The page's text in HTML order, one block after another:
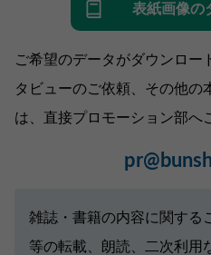
表紙画像の
ご希望のデータがダウンロー
タビューのご依頼、その他の
は、直接プロモーション部へ
雑誌・書籍の内容に関する
等の転載、朗読、二次利用